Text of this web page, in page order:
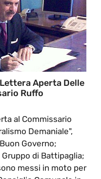
Aperta Delle
Ruffo
al Commissario
Demaniale",
Governo;
di Battipaglia;
messi in moto per